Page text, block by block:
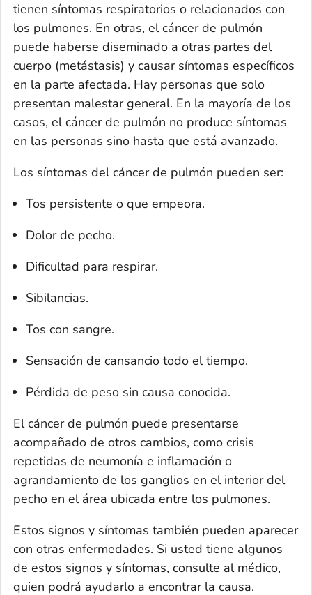
tienen síntomas respiratorios o relacionados con
los pulmones. En otras, el cáncer de pulmón
puede haberse diseminado a otras partes del
cuerpo (metástasis) y causar síntomas específicos
en la parte afectada. Hay personas que solo
presentan malestar general. En la mayoría de los
casos, el cáncer de pulmón no produce síntomas
en las personas sino hasta que está avanzado.
Los síntomas del cáncer de pulmón pueden ser:
Tos persistente o que empeora.
Dolor de pecho.
Dificultad para respirar.
Sibilancias.
Tos con sangre.
Sensación de cansancio todo el tiempo.
Pérdida de peso sin causa conocida.
El cáncer de pulmón puede presentarse
acompañado de otros cambios, como crisis
repetidas de neumonía e inflamación o
agrandamiento de los ganglios en el interior del
pecho en el área ubicada entre los pulmones.
Estos signos y síntomas también pueden aparecer
con otras enfermedades. Si usted tiene algunos
de estos signos y síntomas, consulte al médico,
quien podrá ayudarlo a encontrar la causa.